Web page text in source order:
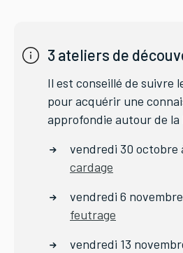
3 ateliers de
Il est conseillé de suivre
pour acquérir une
approfondie autour de la
vendredi 30 octobre
cardage
vendredi 6
feutrage
vendredi 13